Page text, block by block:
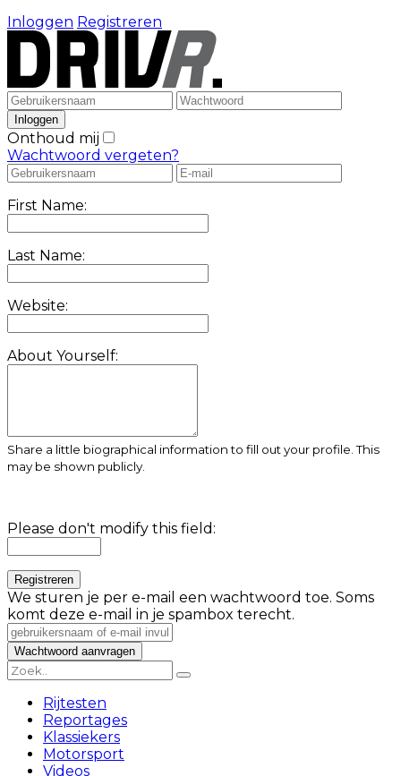
Inloggen Registreren
Onthoud mij
Wachtwoord vergeten?
First Name:
Last Name:
Website:
About Yourself:
Share a little biographical information to fill out your profile. This
may be shown publicly.
Please don't modify this field:
We sturen je per e-mail een wachtwoord toe. Soms
komt deze e-mail in je spambox terecht.
Rijtesten
Reportages
Klassiekers
Motorsport
Videos